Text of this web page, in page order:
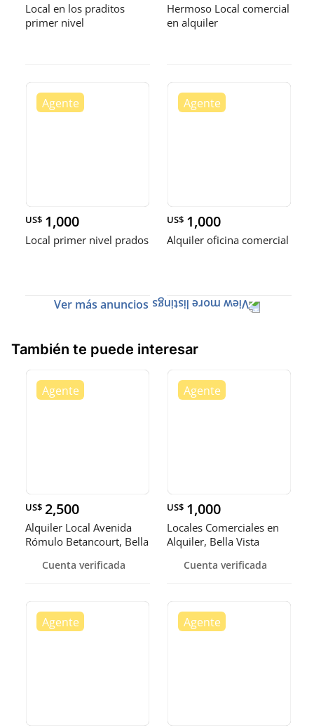
Local en los praditos
primer nivel
Hermoso Local comercial
en alquiler
US$ 1,000
Local primer nivel prados
US$ 1,000
Alquiler oficina comercial
Ver más anuncios
También te puede interesar
US$ 2,500
Alquiler Local Avenida
Rómulo Betancourt, Bella
Cuenta verificada
US$ 1,000
Locales Comerciales en
Alquiler, Bella Vista
Cuenta verificada